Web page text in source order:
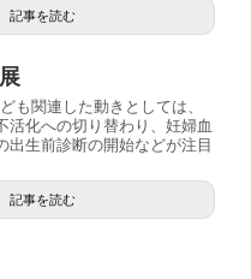
記事を読む
も関連した動きとしては、
活化への切り替わり、妊婦血
出生前診断の開始などが注目
記事を読む